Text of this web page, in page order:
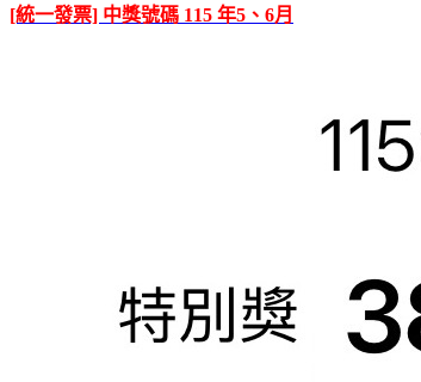
[統一發票] 中獎號碼 115 年5、6月